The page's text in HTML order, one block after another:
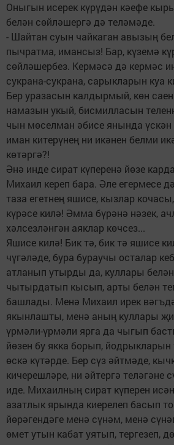
Оныгын исерек күрүдән кәефе
белән сөйләшергә дә теләмәде.
- Шайтан суын чайкаган авызың
пычратма, имансыз! Бар, күземә
сөйләшербез. Кермәсә дә кермәс
сукрана-сукрана, сарыкларын куа
Бер уразасын калдырмый, көн
намазын укый, бисмилласын
чын мөселман әбисе янында
иман китерүнең ни икәнен белми
көтәргә?!
Әнә инде сират күперенә йөзе
Михаил кереп бара. Әле егермесе
таза егетнең яшисе, кызлар
күрәсе килә! Әмма бүрәнә нәзек,
хәлсезләнгән аяклар көчсез...
Яшисе килә! Бик тә, бик тә яшисе
чүгәләде, бура бураучы осталар
атланып утырды да, куллары
чытырдатып кысып, арты белән
башлады. Менә Михаил ирек
якынлашты, менә аның куллары
үрмәли-үрмәли ярга да чыгып
йөзен бу якка борып, йодрыкларын
өскә күтәрде. Бер сүз әйтмәде,
кичерешләре, ни әйтергә теләгәне
иде. Михаилның сират күперен
азатлык ярында киерелеп басып
йөрәгендәге менә сүнәм, менә
өмет утын кабат уятып, тергезеп,